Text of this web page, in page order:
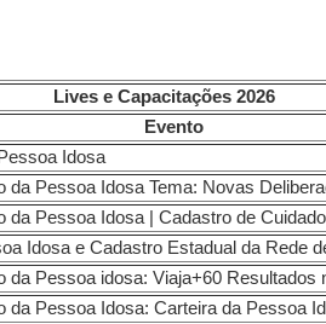
Lives e Capacitações 2026
Evento
Paraná Amigo
da Pessoa Idosa Tema: Novas
da Pessoa Idosa | Cadastro de
Idosa e Cadastro Estadual da Rede
da Pessoa idosa: Viaja+60
da Pessoa Idosa: Carteira da Pessoa